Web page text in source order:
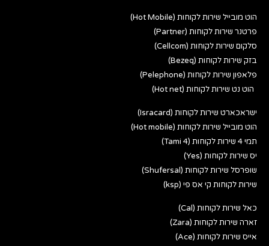
הוט מובייל שירות לקוחות (Hot Mobile)
פרטנר שירות לקוחות (Partner)
סלקום שירות לקוחות (Cellcom)
בזק שירות לקוחות (Bezeq)
פלאפון שירות לקוחות (Pelephone)
הוט נט שירות לקוחות (Hot net)
ישראכארט שירות לקוחות (Isracard)
הוט מובייל שירות לקוחות (Hot mobile)
תמי 4 שירות לקוחות (Tami 4)
יס שירות לקוחות (Yes)
שופרסל שירות לקוחות (Shufersal)
שירות לקוחות קי אס פי (ksp)
כאל שירות לקוחות (Cal)
זארה שירות לקוחות (Zara)
אייס שירות לקוחות (Ace)